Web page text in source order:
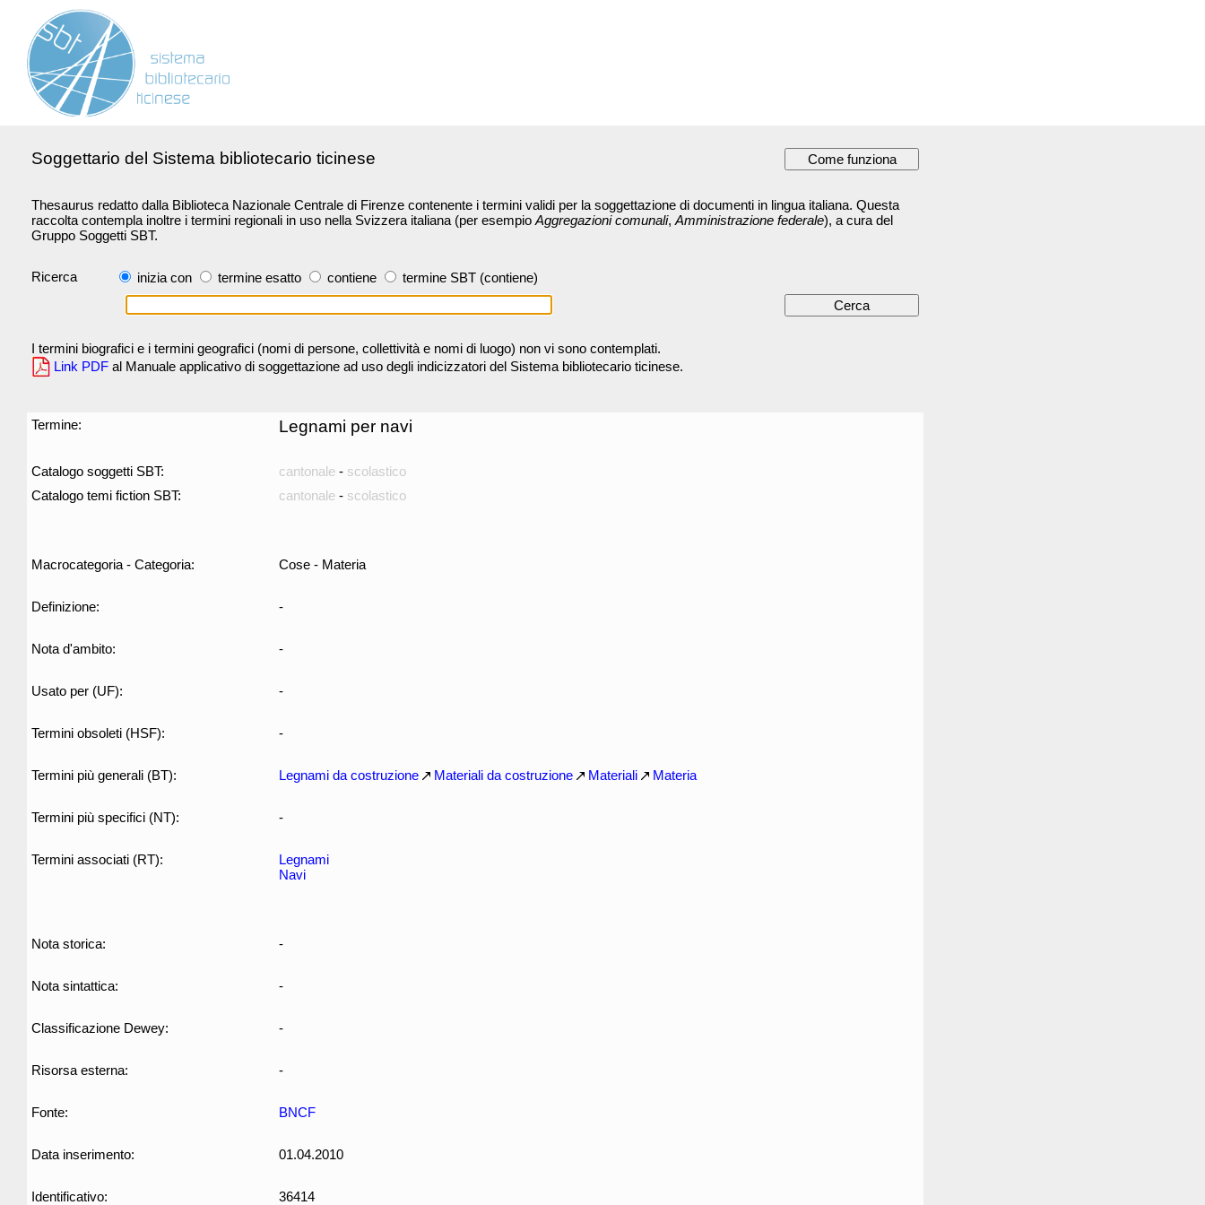
Soggettario del Sistema bibliotecario ticinese
Thesaurus redatto dalla Biblioteca Nazionale Centrale di Firenze contenente i termini validi per la soggettazione di documenti in lingua italiana. Questa
raccolta contempla inoltre i termini regionali in uso nella Svizzera italiana (per esempio Aggregazioni comunali, Amministrazione federale), a cura del
Gruppo Soggetti SBT.
Ricerca inizia con termine esatto contiene termine SBT (contiene)
I termini biografici e i termini geografici (nomi di persone, collettività e nomi di luogo) non vi sono contemplati.
Link PDF al Manuale applicativo di soggettazione ad uso degli indicizzatori del Sistema bibliotecario ticinese.
Termine: Legnami per navi
Catalogo soggetti SBT: cantonale - scolastico
Catalogo temi fiction SBT:
cantonale - scolastico
Macrocategoria - Categoria: Cose - Materia
Definizione: -
Nota d'ambito: -
Usato per (UF): -
Termini obsoleti (HSF): -
Termini più generali (BT): Legnami da costruzione Materiali da costruzione Materiali Materia
Termini più specifici (NT): -
Termini associati (RT):
Legnami
Navi
Nota storica: -
Nota sintattica: -
Classificazione Dewey: -
Risorsa esterna: -
Fonte: BNCF
Data inserimento: 01.04.2010
Identificativo: 36414